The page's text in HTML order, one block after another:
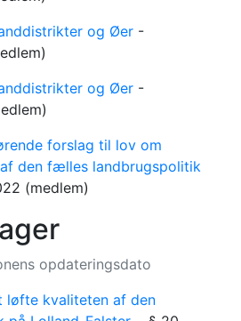
og Øer -
og Øer -
forslag til lov om
den fælles landbrugspolitik
(medlem)
opdateringsdato
løfte kvaliteten af den